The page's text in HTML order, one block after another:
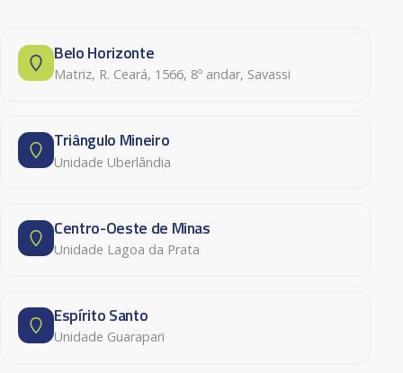
Belo Horizonte
Matriz, R. Ceará, 1566, 8º andar, Savassi
Triângulo Mineiro
Unidade Uberlândia
Centro-Oeste de Minas
Unidade Lagoa da Prata
Espírito Santo
Unidade Guarapari